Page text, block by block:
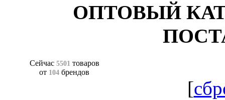
ОПТОВЫЙ
Сейчас 5501 товаров
от 104 брендов
[